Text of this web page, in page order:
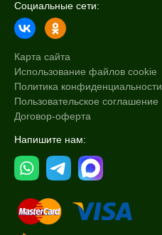
Социальные сети:
Карта сайта
Использование файлов cookie
Политика конфиденциальности
Пользовательское соглашение
Договор-оферта
Напишите нам: